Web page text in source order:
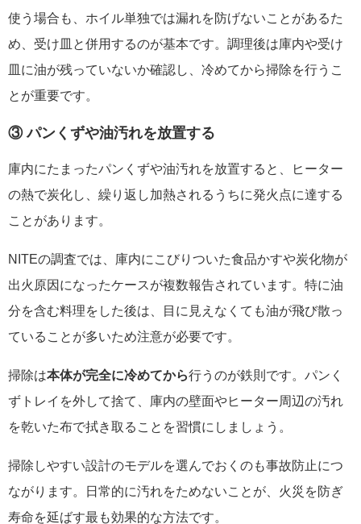
使う場合も、ホイル単独では漏れを防げないことがあるた
め、受け皿と併用するのが基本です。調理後は庫内や受け
皿に油が残っていないか確認し、冷めてから掃除を行うこ
とが重要です。
③ パンくずや油汚れを放置する
庫内にたまったパンくずや油汚れを放置すると、ヒーター
の熱で炭化し、繰り返し加熱されるうちに発火点に達する
ことがあります。
NITEの調査では、庫内にこびりついた食品かすや炭化物が
出火原因になったケースが複数報告されています。特に油
分を含む料理をした後は、目に見えなくても油が飛び散っ
ていることが多いため注意が必要です。
掃除は本体が完全に冷めてから行うのが鉄則です。パンく
ずトレイを外して捨て、庫内の壁面やヒーター周辺の汚れ
を乾いた布で拭き取ることを習慣にしましょう。
掃除しやすい設計のモデルを選んでおくのも事故防止につ
ながります。日常的に汚れをためないことが、火災を防ぎ
寿命を延ばす最も効果的な方法です。